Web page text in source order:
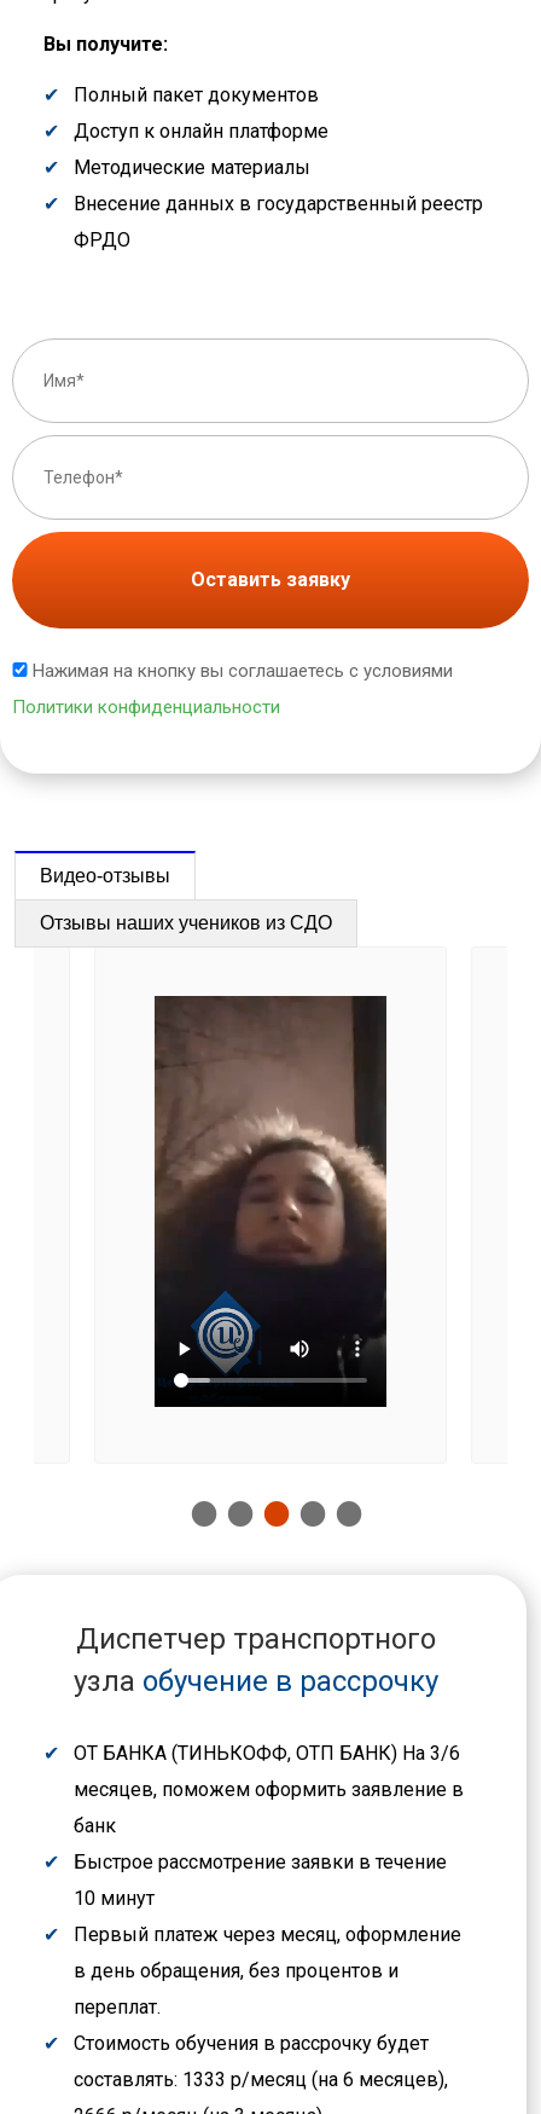
Вы получите:
Полный пакет документов
Доступ к онлайн платформе
Методические материалы
Внесение данных в государственный реестр
ФРДО
Оставить заявку
Нажимая на кнопку вы соглашаетесь с условиями
Политики конфиденциальности
Видео-отзывы
Отзывы наших учеников из СДО
Диспетчер транспортного
узла обучение в рассрочку
ОТ БАНКА (ТИНЬКОФФ, ОТП БАНК) На 3/6
месяцев, поможем оформить заявление в
банк
Быстрое рассмотрение заявки в течение
10 минут
Первый платеж через месяц, оформление
в день обращения, без процентов и
переплат.
Стоимость обучения в рассрочку будет
составлять: 1333 р/месяц (на 6 месяцев),